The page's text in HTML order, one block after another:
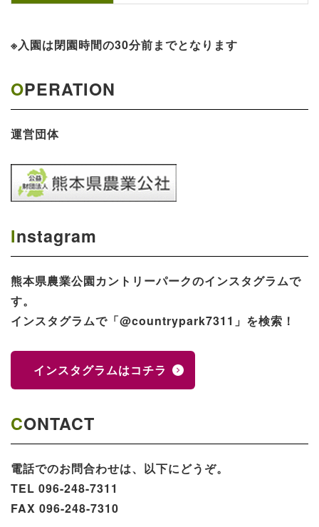
※入園は閉園時間の30分前までとなります
OPERATION
運営団体
Instagram
熊本県農業公園​カントリーパークのインスタグラムで
す。
インスタグラムで「@countrypark7311」を検索！
インスタグラムはコチラ
CONTACT
電話でのお問合わせは、以下にどうぞ。
TEL 096-248-7311
FAX 096-248-7310